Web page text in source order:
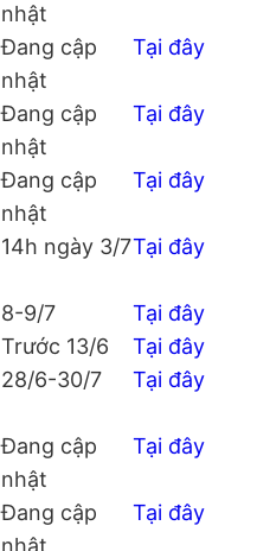
nhật
Đang cập
nhật
Tại đây
Đang cập
nhật
Tại đây
Đang cập
nhật
Tại đây
14h ngày 3/7Tại đây
8-9/7
Tại đây
Trước 13/6
Tại đây
28/6-30/7 Tại đây
Đang cập
nhật
Tại đây
Đang cập
nhật
Tại đây